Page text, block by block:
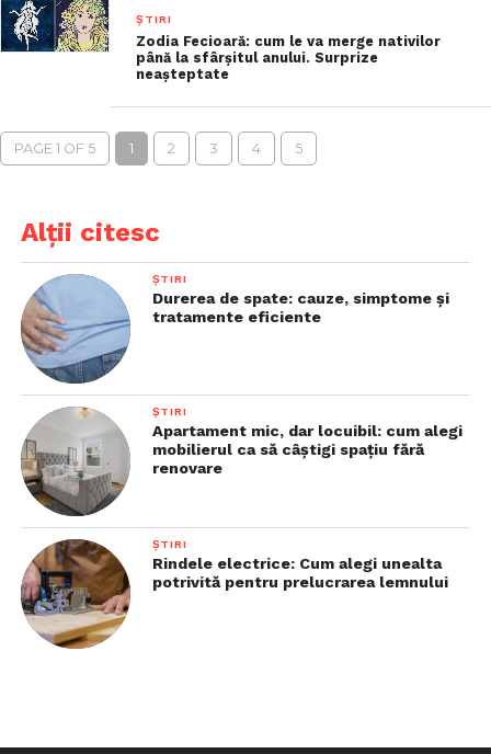
ȘTIRI
Zodia Fecioară: cum le va merge nativilor
până la sfârșitul anului. Surprize
neașteptate
PAGE 1 OF 5 1 2 3 4 5
Alții citesc
ȘTIRI
Durerea de spate: cauze, simptome și
tratamente eficiente
ȘTIRI
Apartament mic, dar locuibil: cum alegi
mobilierul ca să câștigi spațiu fără
renovare
ȘTIRI
Rindele electrice: Cum alegi unealta
potrivită pentru prelucrarea lemnului